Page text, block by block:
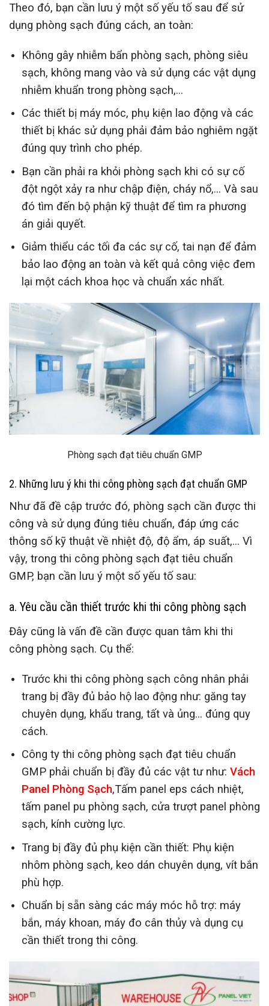
Theo đó, bạn cần lưu ý một số yếu tố sau để sử
dụng phòng sạch đúng cách, an toàn:
Không gây nhiễm bẩn phòng sạch, phòng siêu
sạch, không mang vào và sử dụng các vật dụng
nhiễm khuẩn trong phòng sạch,…
Các thiết bị máy móc, phụ kiện lao động và các
thiết bị khác sử dụng phải đảm bảo nghiêm ngặt
đúng quy trình cho phép.
Bạn cần phải ra khỏi phòng sạch khi có sự cố
đột ngột xảy ra như chập điện, cháy nổ,… Và sau
đó tìm đến bộ phận kỹ thuật để tìm ra phương
án giải quyết.
Giảm thiểu các tối đa các sự cố, tai nạn để đảm
bảo lao động an toàn và kết quả công việc đem
lại một cách khoa học và chuẩn xác nhất.
Phòng sạch đạt tiêu chuẩn GMP
2. Những lưu ý khi thi công phòng sạch đạt chuẩn GMP
Như đã đề cập trước đó, phòng sạch cần được thi
công và sử dụng đúng tiêu chuẩn, đáp ứng các
thông số kỹ thuật về nhiệt độ, độ ẩm, áp suất,… Vì
vậy, trong thi công phòng sạch đạt tiêu chuẩn
GMP, bạn cần lưu ý một số yếu tố sau:
a. Yêu cầu cần thiết trước khi thi công phòng sạch
Đây cũng là vấn đề cần được quan tâm khi thi
công phòng sạch. Cụ thể:
Trước khi thi công phòng sạch công nhân phải
trang bị đầy đủ bảo hộ lao động như: găng tay
chuyên dụng, khẩu trang, tất và ủng… đúng quy
cách.
Công ty thi công phòng sạch đạt tiêu chuẩn
GMP phải chuẩn bị đầy đủ các vật tư như: Vách
Panel Phòng Sạch,Tấm panel eps cách nhiệt,
tấm panel pu phòng sạch, cửa trượt panel phòng
sạch, kính cường lực.
Trang bị đầy đủ phụ kiện cần thiết: Phụ kiện
nhôm phòng sạch, keo dán chuyên dụng, vít bắn
phù hợp.
Chuẩn bị sẵn sàng các máy móc hỗ trợ: máy
bắn, máy khoan, máy đo cân thủy và dụng cụ
cần thiết trong thi công.